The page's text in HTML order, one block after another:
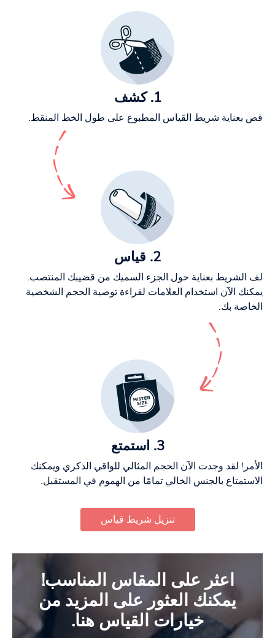
1. كشف
قص بعناية شريط القياس المطبوع على طول الخط المنقط.
2. قياس
لف الشريط بعناية حول الجزء السميك من قضيبك المنتصب.
يمكنك الآن استخدام العلامات لقراءة توصية الحجم الشخصية
الخاصة بك.
3. استمتع
الأمر! لقد وجدت الآن الحجم المثالي للواقي الذكري ويمكنك
الاستمتاع بالجنس الخالي تمامًا من الهموم في المستقبل.
تنزيل شريط قياس
اعثر على المقاس المناسب!
يمكنك العثور على المزيد من
خيارات القياس هنا.